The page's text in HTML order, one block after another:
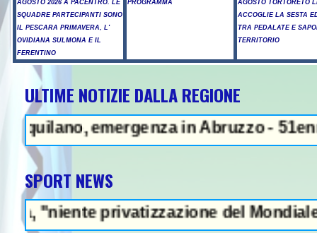
AGOSTO 2026 A PACENTRO. LE
SQUADRE PARTECIPANTI SONO
IL PESCARA PRIMAVERA, L'
OVIDIANA SULMONA E IL
FERENTINO
PROGRAMMA
AGOSTO TORTORETO
ACCOGLIE LA SESTA
TRA PEDALATE E
TERRITORIO
ULTIME NOTIZIE DALLA REGIONE
in Abruzzo - 51enne
SPORT NEWS
del Mondiale"- L'Italia
NEWS IN